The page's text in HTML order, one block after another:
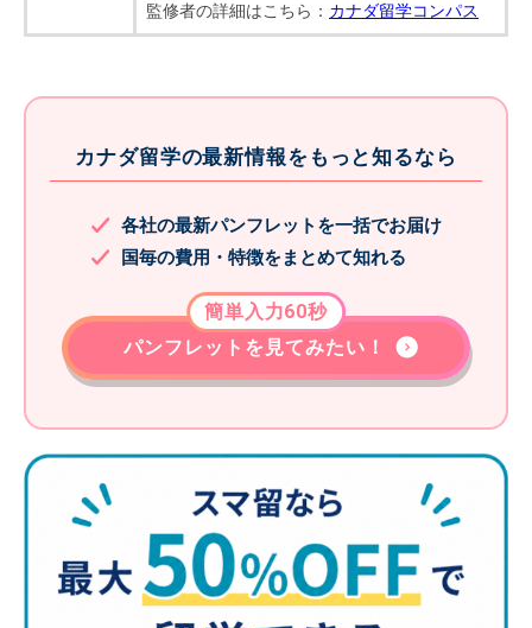
監修者の詳細はこちら： カナダ留学コンパス
カナダ留学の最新情報をもっと知るなら
各社の最新パンフレットを一括でお届け
国毎の費用・特徴をまとめて知れる
パンフレットを見てみたい！
簡単入力60秒